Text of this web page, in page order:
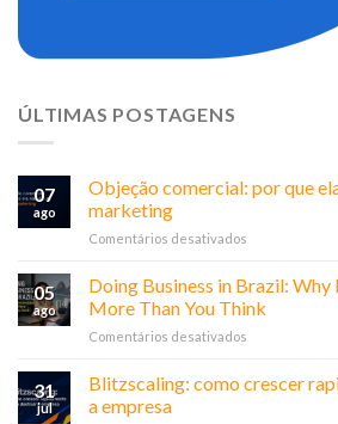
ÚLTIMAS POSTAGENS
07
ago
Objeção comercial: por que
marketing
Comentários desativados
comercial:
que
é
05
ago
Doing Business in Brazil:
More Than You Think
Comentários desativados
31
jul
Blitzscaling: como crescer
a empresa